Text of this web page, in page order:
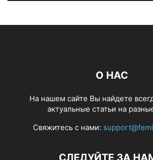
О НАС
На нашем сайте Вы найдете
актуальные статьи на
Свяжитесь с нами:
СЛЕДУЙТЕ ЗА